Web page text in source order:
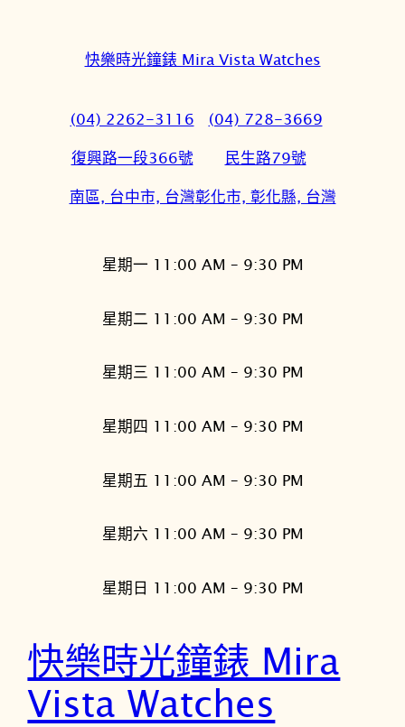
快樂時光鐘錶 Mira Vista Watches
(04) 2262-3116
復興路一段366號
南區, 台中市, 台灣
(04) 728-3669
民生路79號
彰化市, 彰化縣, 台灣
星期一 11:00 AM – 9:30 PM
星期二 11:00 AM – 9:30 PM
星期三 11:00 AM – 9:30 PM
星期四 11:00 AM – 9:30 PM
星期五 11:00 AM – 9:30 PM
星期六 11:00 AM – 9:30 PM
星期日 11:00 AM – 9:30 PM
快樂時光鐘錶 Mira
Vista Watches